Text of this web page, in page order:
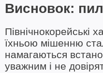
Висновок:
Північнокорейські
їхньою мішенню
намагаються
уважним і не